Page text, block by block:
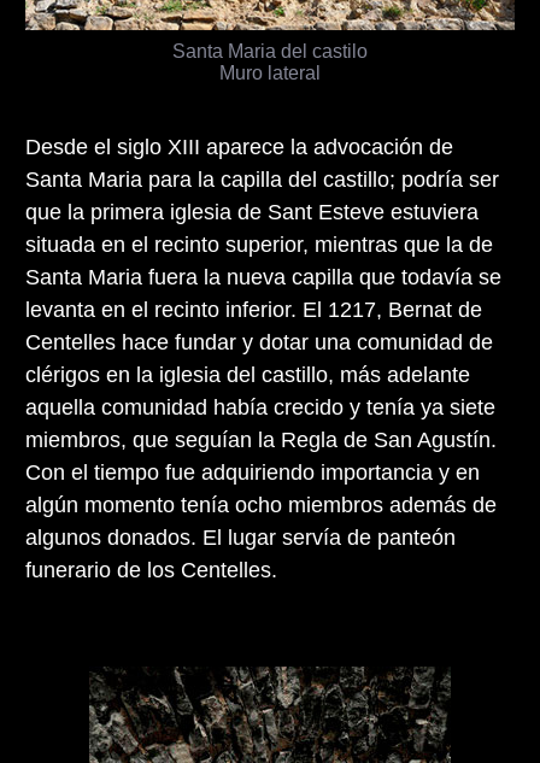
Santa Maria del castilo
Muro lateral
Desde el siglo XIII aparece la advocación de
Santa Maria para la capilla del castillo; podría ser
que la primera iglesia de Sant Esteve estuviera
situada en el recinto superior, mientras que la de
Santa Maria fuera la nueva capilla que todavía se
levanta en el recinto inferior. El 1217, Bernat de
Centelles hace fundar y dotar una comunidad de
clérigos en la iglesia del castillo, más adelante
aquella comunidad había crecido y tenía ya siete
miembros, que seguían la Regla de San Agustín.
Con el tiempo fue adquiriendo importancia y en
algún momento tenía ocho miembros además de
algunos donados. El lugar servía de panteón
funerario de los Centelles.